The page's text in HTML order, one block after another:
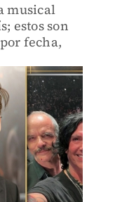
musical
estos son
fecha,